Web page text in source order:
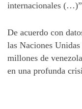
internacionales
De acuerdo con
las Naciones
millones de
en una profunda